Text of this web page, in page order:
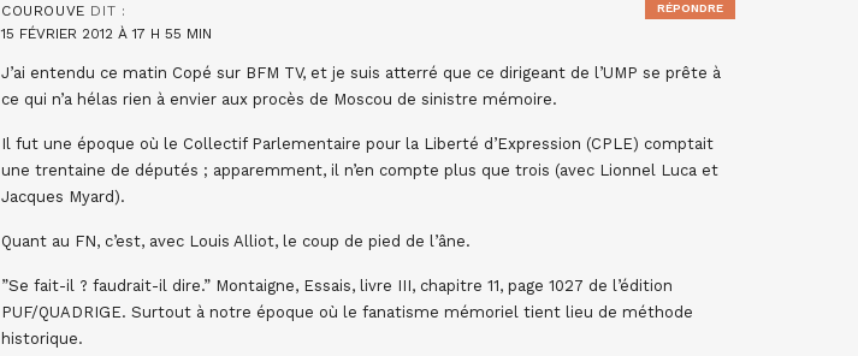
COUROUVE DIT :
15 FÉVRIER 2012 À 17 H 55 MIN
J’ai entendu ce matin Copé sur BFM TV, et je suis atterré que ce dirigeant de l’UMP se prête à
ce qui n’a hélas rien à envier aux procès de Moscou de sinistre mémoire.
Il fut une époque où le Collectif Parlementaire pour la Liberté d’Expression (CPLE) comptait
une trentaine de députés ; apparemment, il n’en compte plus que trois (avec Lionnel Luca et
Jacques Myard).
Quant au FN, c’est, avec Louis Alliot, le coup de pied de l’âne.
‎”Se fait-il ? faudrait-il dire.” Montaigne, Essais, livre III, chapitre 11, page 1027 de l’édition
PUF/QUADRIGE. Surtout à notre époque où le fanatisme mémoriel tient lieu de méthode
historique.
RÉPONDRE